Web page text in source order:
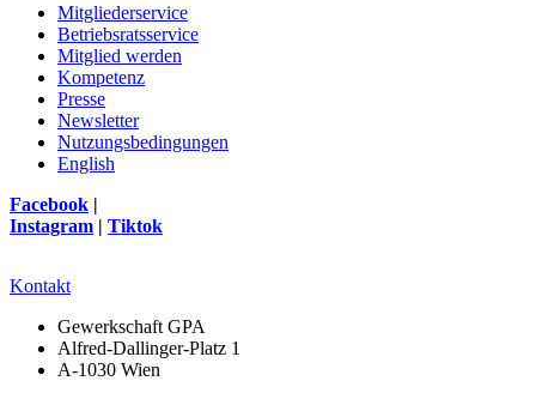
Mitgliederservice
Betriebsratsservice
Mitglied werden
Kompetenz
Presse
Newsletter
Nutzungsbedingungen
English
Facebook |
Instagram | Tiktok
Kontakt
Gewerkschaft GPA
Alfred-Dallinger-Platz 1
A-1030 Wien